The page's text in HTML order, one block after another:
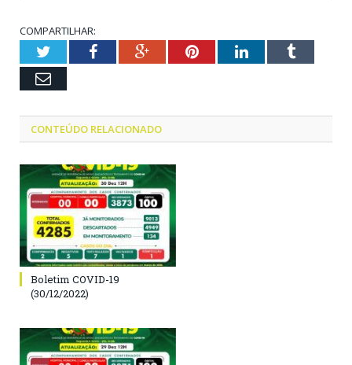
COMPARTILHAR:
TwitterFacebookGoogle+PinterestLinkedInTumblr
Email
CONTEÚDO RELACIONADO
Boletim COVID-19
(30/12/2022)